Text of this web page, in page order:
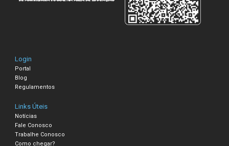
Login
Portal
Blog
Regulamentos
Links Úteis
Notícias
Fale Conosco
Trabalhe Conosco
Como chegar?